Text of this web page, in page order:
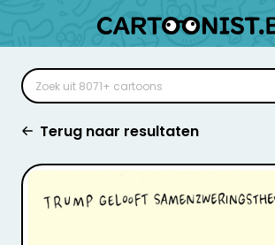
Terug naar resultaten